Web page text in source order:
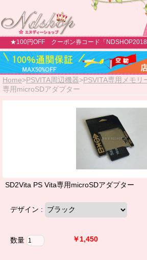
★100円OFF クーポン券コード「NDSHOP2018
Home>PSVITA周辺機器>PSVITA専用メモリ
専用microSDアダプター
SD2Vita PS Vita専用microSDアダプター
デザイン :
数量 ￥1,450